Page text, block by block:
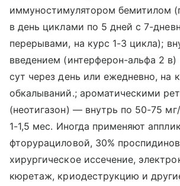
иммуностимулятором бемитилом
в день циклами по 5 дней с 7-
перерывами, на курс 1-3 цикла);
введением (интерферон-альфа 2
сут через день или ежедневно, на
обкалываний.; ароматическими
(неотигазон) — внутрь по 50-75
1-1,5 мес. Иногда применяют
фторурациловой, 30%
хирургическое иссечение,
кюретаж, криодеструкцию и